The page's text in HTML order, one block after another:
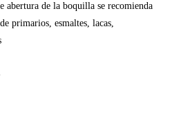
abertura de la boquilla se recomienda
primarios, esmaltes, lacas,